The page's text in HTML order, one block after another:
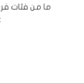
ما من فئات